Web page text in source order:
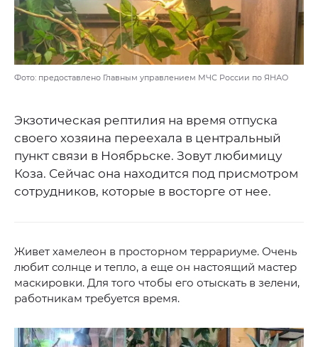
Фото: предоставлено Главным управлением МЧС России по ЯНАО
Экзотическая рептилия на время отпуска
своего хозяина переехала в центральный
пункт связи в Ноябрьске. Зовут любимицу
Коза. Сейчас она находится под присмотром
сотрудников, которые в восторге от нее.
Живет хамелеон в просторном террариуме. Очень
любит солнце и тепло, а еще он настоящий мастер
маскировки. Для того чтобы его отыскать в зелени,
работникам требуется время.